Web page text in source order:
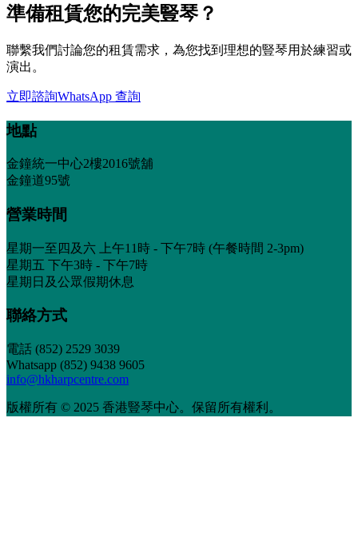
準備租賃您的完美豎琴？
聯繫我們討論您的租賃需求，為您找到理想的豎琴用於練習或
演出。
立即諮詢WhatsApp 查詢
地點
金鐘統一中心2樓2016號舖
金鐘道95號
營業時間
星期一至四及六 上午11時 - 下午7時 (午餐時間 2-3pm)
星期五 下午3時 - 下午7時
星期日及公眾假期休息
聯絡方式
電話 (852) 2529 3039
Whatsapp (852) 9438 9605
info@hkharpcentre.com
版權所有 © 2025 香港豎琴中心。保留所有權利。